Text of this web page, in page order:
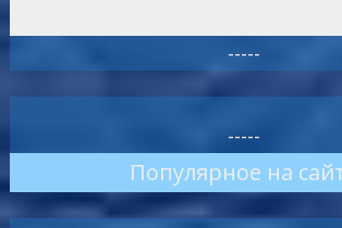
-----
-----
Популярное на